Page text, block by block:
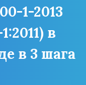
1-2013
в
в 3 шага